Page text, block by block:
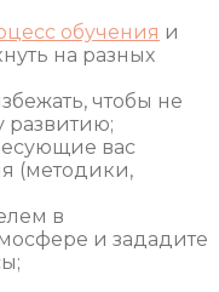
обучения и
на разных
чтобы не
развитию;
вас
(методики,
в
и зададите